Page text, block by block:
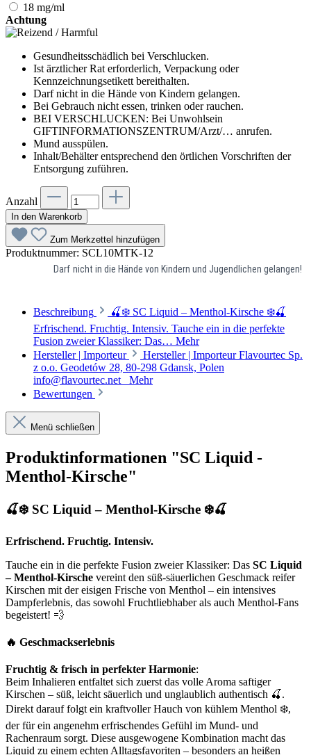
18 mg/ml
Achtung
Gesundheitsschädlich bei Verschlucken.
Ist ärztlicher Rat erforderlich, Verpackung oder
Kennzeichnungsetikett bereithalten.
Darf nicht in die Hände von Kindern gelangen.
Bei Gebrauch nicht essen, trinken oder rauchen.
BEI VERSCHLUCKEN: Bei Unwohlsein
GIFTINFORMATIONSZENTRUM/Arzt/… anrufen.
Mund ausspülen.
Inhalt/Behälter entsprechend den örtlichen Vorschriften der
Entsorgung zuführen.
Anzahl
In den Warenkorb
Zum Merkzettel hinzufügen
Produktnummer: SCL10MTK-12
Darf nicht in die Hände von Kindern und Jugendlichen gelangen!
Beschreibung
🍒❄️ SC Liquid – Menthol-Kirsche ❄️🍒
Erfrischend. Fruchtig. Intensiv. Tauche ein in die perfekte
Fusion zweier Klassiker: Das… Mehr
Hersteller | Importeur
Hersteller | Importeur Flavourtec Sp.
z o.o. Geodetów 28, 80-298 Gdansk, Polen
info@flavourtec.net Mehr
Bewertungen
Menü schließen
Produktinformationen "SC Liquid -
Menthol-Kirsche"
🍒❄️ SC Liquid – Menthol-Kirsche ❄️🍒
Erfrischend. Fruchtig. Intensiv.
Tauche ein in die perfekte Fusion zweier Klassiker: Das SC Liquid
– Menthol-Kirsche vereint den süß-säuerlichen Geschmack reifer
Kirschen mit der eisigen Frische von Menthol – ein intensives
Dampferlebnis, das sowohl Fruchtliebhaber als auch Menthol-Fans
begeistert! 💨
🔥 Geschmackserlebnis
Fruchtig & frisch in perfekter Harmonie:
Beim Inhalieren entfaltet sich zuerst das volle Aroma saftiger
Kirschen – süß, leicht säuerlich und unglaublich authentisch 🍒.
Direkt darauf folgt ein kraftvoller Hauch von kühlem Menthol ❄️,
der für ein angenehm erfrischendes Gefühl im Mund- und
Rachenraum sorgt. Diese ausgewogene Kombination macht das
Liquid zu einem echten Alltagsfavoriten – besonders an heißen